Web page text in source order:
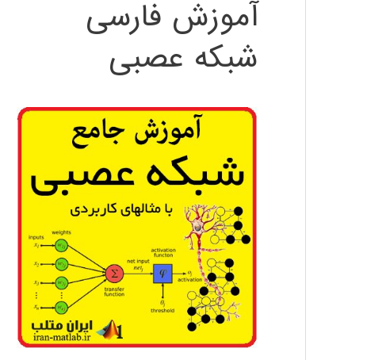
آموزش فارسی
شبکه عصبی